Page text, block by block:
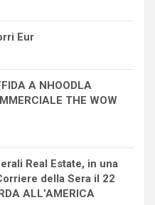
Eur
A NHOODLA
THE WOW
Real Estate, in una
della Sera il 22
ALL’AMERICA